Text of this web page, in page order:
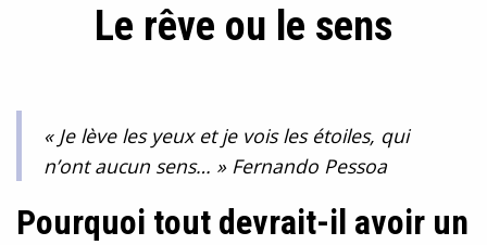
Le rêve ou le sens
« Je lève les yeux et je vois les étoiles, qui
n’ont aucun sens… » Fernando Pessoa
Pourquoi tout devrait-il avoir un